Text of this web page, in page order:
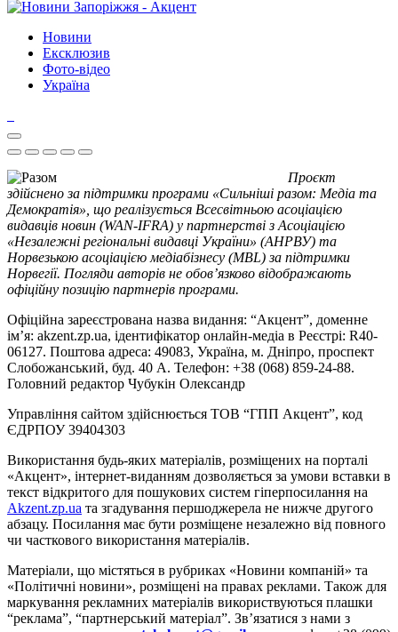
Новини
Ексклюзив
Фото-відео
Україна
Проєкт
здійснено за підтримки програми «Сильніші разом: Медіа та
Демократія», що реалізується Всесвітньою асоціацією
видавців новин (WAN-IFRA) у партнерстві з Асоціацією
«Незалежні регіональні видавці України» (АНРВУ) та
Норвезькою асоціацією медіабізнесу (MBL) за підтримки
Норвегії. Погляди авторів не обов’язково відображають
офіційну позицію партнерів програми.
Офіційна зареєстрована назва видання: “Акцент”, доменне
ім’я: akzent.zp.ua, ідентифікатор онлайн-медіа в Реєстрі: R40-
06127. Поштова адреса: 49083, Україна, м. Дніпро, проспект
Слобожанський, буд. 40 А. Телефон: +38 (068) 859-24-88.
Головний редактор Чубукін Олександр
Управління сайтом здійснюється ТОВ “ГПП Акцент”, код
ЄДРПОУ 39404303
Використання будь-яких матеріалів, розміщених на порталі
«Акцент», інтернет-виданням дозволяється за умови вставки в
текст відкритого для пошукових систем гіперпосилання на
Akzent.zp.ua та згадування першоджерела не нижче другого
абзацу. Посилання має бути розміщене незалежно від повного
чи часткового використання матеріалів.
Матеріали, що містяться в рубриках «Новини компаній» та
«Політичні новини», розміщені на правах реклами. Також для
маркування рекламних матеріалів використвуються плашки
“реклама”, “партнерський матеріал”. Зв’язатися з нами з